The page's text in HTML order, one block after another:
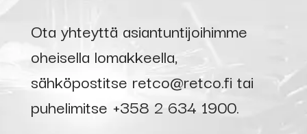
Ota yhteyttä asiantuntijoihimme
oheisella lomakkeella,
sähköpostitse retco@retco.fi tai
puhelimitse +358 2 634 1900.